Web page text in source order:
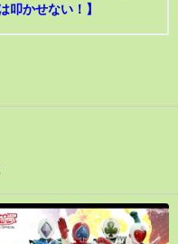
叩かせない！】